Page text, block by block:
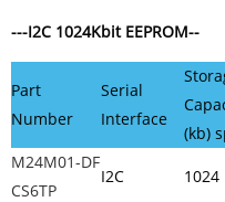
---I2C 1024Kbit EEPROM--
Part
Number
Serial
Interface
(kb)
M24M01-DF
CS6TP
I2C 1024